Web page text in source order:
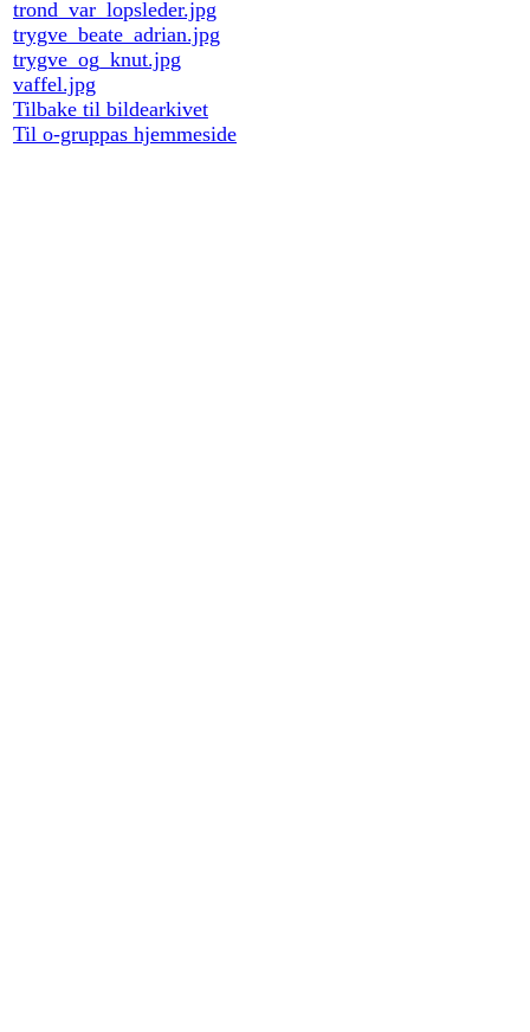
trond_var_lopsleder.jpg
trygve_beate_adrian.jpg
trygve_og_knut.jpg
vaffel.jpg
Tilbake til bildearkivet
Til o-gruppas hjemmeside